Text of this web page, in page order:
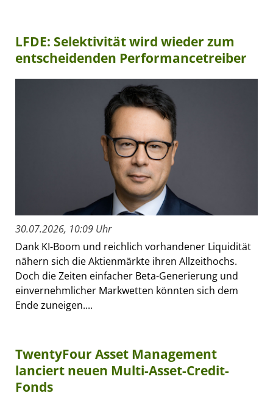
LFDE: Selektivität wird wieder zum
entscheidenden Performancetreiber
30.07.2026, 10:09 Uhr
Dank KI-Boom und reichlich vorhandener Liquidität
nähern sich die Aktienmärkte ihren Allzeithochs.
Doch die Zeiten einfacher Beta-Generierung und
einvernehmlicher Markwetten könnten sich dem
Ende zuneigen....
TwentyFour Asset Management
lanciert neuen Multi-Asset-Credit-
Fonds